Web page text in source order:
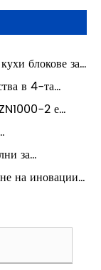
блокове за
в 4-та
2 е
за
на иновации |
на високо